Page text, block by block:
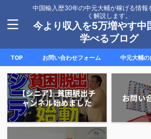
中国輸入歴30年の中元大輔が稼げる情報
く解説します。
今より収入を5万増やす中
学べるブログ
TOP お問い合わせフォーム 中元大輔
【シニア】貧困脱出チ
ャンネル始めました
お問い